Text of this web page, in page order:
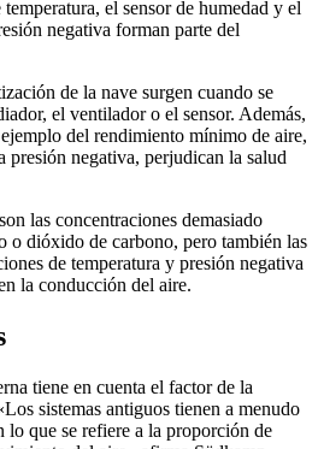
el sensor de humedad y el
negativa forman parte del
de la nave surgen cuando se
el ventilador o el sensor. Además,
del rendimiento mínimo de aire,
presión negativa, perjudican la salud
las concentraciones demasiado
o dióxido de carbono, pero también las
de temperatura y presión negativa
la conducción del aire.
tiene en cuenta el factor de la
sistemas antiguos tienen a menudo
que se refiere a la proporción de